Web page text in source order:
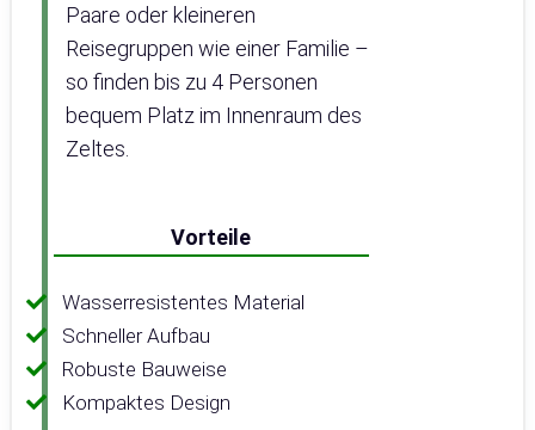
Paare oder kleineren
Reisegruppen wie einer Familie –
so finden bis zu 4 Personen
bequem Platz im Innenraum des
Zeltes.
Vorteile
Wasserresistentes Material
Schneller Aufbau
Robuste Bauweise
Kompaktes Design